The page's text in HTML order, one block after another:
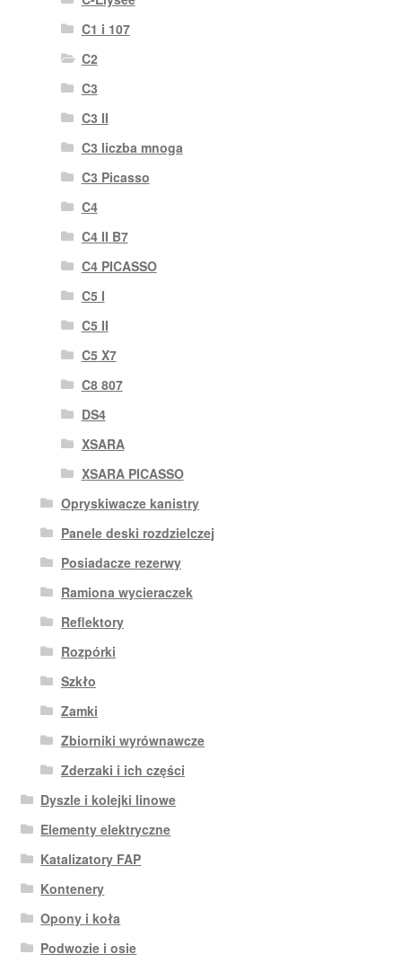
C1 i 107
C2
C3
C3 II
C3 liczba mnoga
C3 Picasso
C4
C4 II B7
C4 PICASSO
C5 I
C5 II
C5 X7
C8 807
DS4
XSARA
XSARA PICASSO
Opryskiwacze kanistry
Panele deski rozdzielczej
Posiadacze rezerwy
Ramiona wycieraczek
Reflektory
Rozpórki
Szkło
Zamki
Zbiorniki wyrównawcze
Zderzaki i ich części
Dyszle i kolejki linowe
Elementy elektryczne
Katalizatory FAP
Kontenery
Opony i koła
Podwozie i osie